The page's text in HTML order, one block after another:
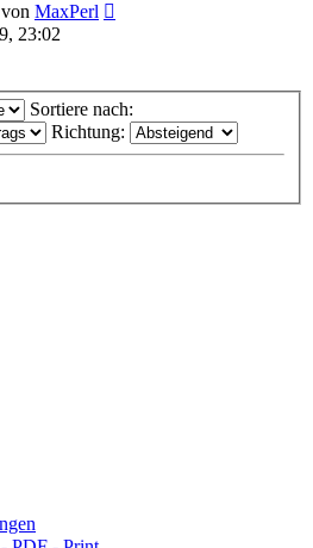
von MaxPerl
23:02
Sortiere nach:
Richtung: